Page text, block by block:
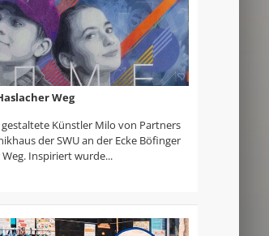
Weg
gestaltete Künstler Milo von Partners
der SWU an der Ecke Böfinger
Inspiriert wurde...